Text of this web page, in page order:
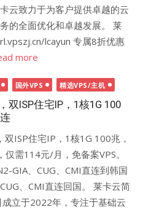
云致力于为客户提供卓越的云
的全面优化和卓越发展。 莱
lcayun 专属8折优惠
more
国外VPS 精选VPS/主机
双ISP住宅IP，1核1G 100
ISP住宅IP，1核1G 100兆，
需114元/月，免备案VPS。
GIA、CUG、CMI直连到韩国
、CMI直连回国。 莱卡云简
立于2022年，专注于基础云